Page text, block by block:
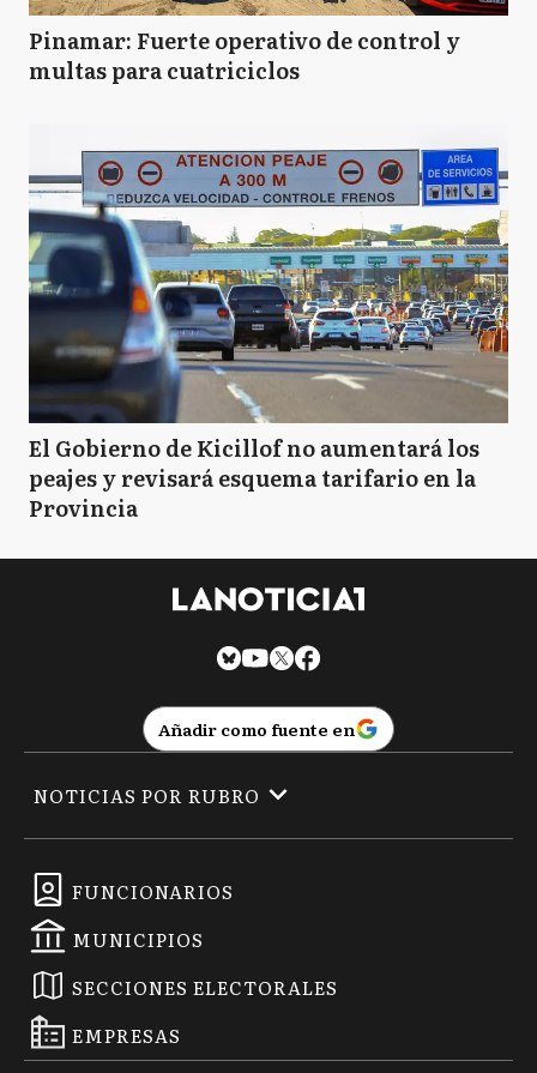
Pinamar: Fuerte operativo de control y
multas para cuatriciclos
El Gobierno de Kicillof no aumentará los
peajes y revisará esquema tarifario en la
Provincia
Añadir como fuente en
FUNCIONARIOS
MUNICIPIOS
SECCIONES ELECTORALES
EMPRESAS
NOTICIAS POR RUBRO